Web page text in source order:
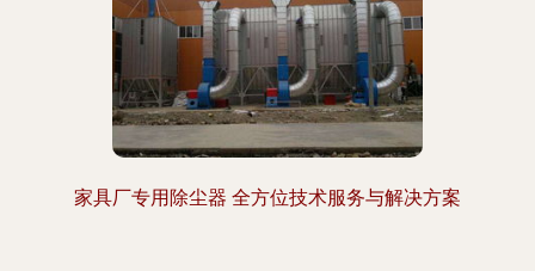
家具厂专用除尘器 全方位技术服务与解决方案